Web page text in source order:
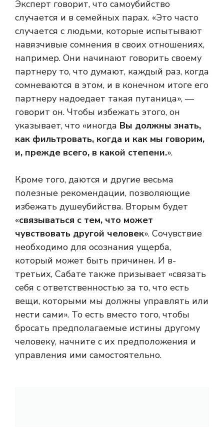
Эксперт говорит, что самоубийство
случается и в семейных парах. «Это часто
случается с людьми, которые испытывают
навязчивые сомнения в своих отношениях,
например. Они начинают говорить своему
партнеру то, что думают, каждый раз, когда
сомневаются в этом, и в конечном итоге его
партнеру надоедает такая путаница», —
говорит он. Чтобы избежать этого, он
указывает, что «иногда Вы должны знать,
как фильтровать, когда и как мы говорим,
и, прежде всего, в какой степени.».
Кроме того, даются и другие весьма
полезные рекомендации, позволяющие
избежать душеубийства. Вторым будет
«связываться с тем, что может
чувствовать другой человек». Сочувствие
необходимо для осознания ущерба,
который может быть причинен. И в-
третьих, Сабате также призывает «связать
себя с ответственностью за то, что есть
вещи, которыми мы должны управлять или
нести сами». То есть вместо того, чтобы
бросать предполагаемые истины другому
человеку, начните с их предположения и
управления ими самостоятельно.